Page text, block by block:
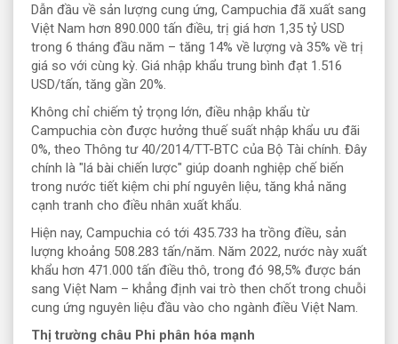
Dẫn đầu về sản lượng cung ứng, Campuchia đã xuất sang
Việt Nam hơn 890.000 tấn điều, trị giá hơn 1,35 tỷ USD
trong 6 tháng đầu năm – tăng 14% về lượng và 35% về trị
giá so với cùng kỳ. Giá nhập khẩu trung bình đạt 1.516
USD/tấn, tăng gần 20%.
Không chỉ chiếm tỷ trọng lớn, điều nhập khẩu từ
Campuchia còn được hưởng thuế suất nhập khẩu ưu đãi
0%, theo Thông tư 40/2014/TT-BTC của Bộ Tài chính. Đây
chính là "lá bài chiến lược" giúp doanh nghiệp chế biến
trong nước tiết kiệm chi phí nguyên liệu, tăng khả năng
cạnh tranh cho điều nhân xuất khẩu.
Hiện nay, Campuchia có tới 435.733 ha trồng điều, sản
lượng khoảng 508.283 tấn/năm. Năm 2022, nước này xuất
khẩu hơn 471.000 tấn điều thô, trong đó 98,5% được bán
sang Việt Nam – khẳng định vai trò then chốt trong chuỗi
cung ứng nguyên liệu đầu vào cho ngành điều Việt Nam.
Thị trường châu Phi phân hóa mạnh